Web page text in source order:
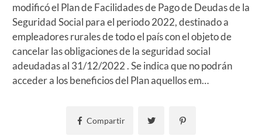
modificó el Plan de Facilidades de Pago de Deudas de la
Seguridad Social para el periodo 2022, destinado a
empleadores rurales de todo el país con el objeto de
cancelar las obligaciones de la seguridad social
adeudadas al 31/12/2022 . Se indica que no podrán
acceder a los beneficios del Plan aquellos em…
Compartir